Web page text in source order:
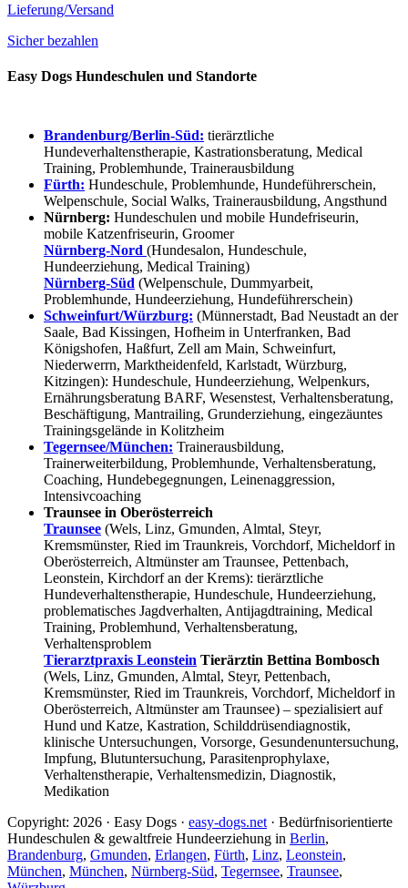
Lieferung/Versand
Sicher bezahlen
Easy Dogs Hundeschulen und Standorte
Brandenburg/Berlin-Süd: tierärztliche
Hundeverhaltenstherapie, Kastrationsberatung, Medical
Training, Problemhunde, Trainerausbildung
Fürth: Hundeschule, Problemhunde, Hundeführerschein,
Welpenschule, Social Walks, Trainerausbildung, Angsthund
Nürnberg: Hundeschulen und mobile Hundefriseurin,
mobile Katzenfriseurin, Groomer
Nürnberg-Nord (Hundesalon, Hundeschule,
Hundeerziehung, Medical Training)
Nürnberg-Süd (Welpenschule, Dummyarbeit,
Problemhunde, Hundeerziehung, Hundeführerschein)
Schweinfurt/Würzburg: (Münnerstadt, Bad Neustadt an der
Saale, Bad Kissingen, Hofheim in Unterfranken, Bad
Königshofen, Haßfurt, Zell am Main, Schweinfurt,
Niederwerrn, Marktheidenfeld, Karlstadt, Würzburg,
Kitzingen): Hundeschule, Hundeerziehung, Welpenkurs,
Ernährungsberatung BARF, Wesenstest, Verhaltensberatung,
Beschäftigung, Mantrailing, Grunderziehung, eingezäuntes
Trainingsgelände in Kolitzheim
Tegernsee/München: Trainerausbildung,
Trainerweiterbildung, Problemhunde, Verhaltensberatung,
Coaching, Hundebegegnungen, Leinenaggression,
Intensivcoaching
Traunsee in Oberösterreich
Traunsee (Wels, Linz, Gmunden, Almtal, Steyr,
Kremsmünster, Ried im Traunkreis, Vorchdorf, Micheldorf in
Oberösterreich, Altmünster am Traunsee, Pettenbach,
Leonstein, Kirchdorf an der Krems): tierärztliche
Hundeverhaltenstherapie, Hundeschule, Hundeerziehung,
problematisches Jagdverhalten, Antijagdtraining, Medical
Training, Problemhund, Verhaltensberatung,
Verhaltensproblem
Tierarztpraxis Leonstein Tierärztin Bettina Bombosch
(Wels, Linz, Gmunden, Almtal, Steyr, Pettenbach,
Kremsmünster, Ried im Traunkreis, Vorchdorf, Micheldorf in
Oberösterreich, Altmünster am Traunsee) – spezialisiert auf
Hund und Katze, Kastration, Schilddrüsendiagnostik,
klinische Untersuchungen, Vorsorge, Gesundenuntersuchung,
Impfung, Blutuntersuchung, Parasitenprophylaxe,
Verhaltenstherapie, Verhaltensmedizin, Diagnostik,
Medikation
Copyright: 2026 · Easy Dogs · easy-dogs.net · Bedürfnisorientierte
Hundeschulen & gewaltfreie Hundeerziehung in Berlin,
Brandenburg, Gmunden, Erlangen, Fürth, Linz, Leonstein,
München, München, Nürnberg-Süd, Tegernsee, Traunsee,